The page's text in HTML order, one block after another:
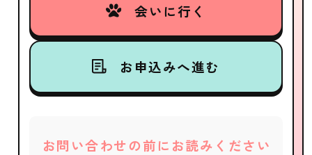
会いに行く
お申込みへ進む
お問い合わせの前にお読みください